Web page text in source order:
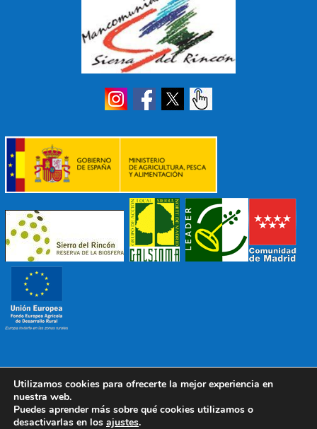
© 2022 Mancomunidad Sierra del RicónDiseño EDB|
Todos los derechos reservados
Política de Protección de Datos
Utilizamos cookies para ofrecerte la mejor experiencia en
nuestra web.
Puedes aprender más sobre qué cookies utilizamos o
desactivarlas en los ajustes.